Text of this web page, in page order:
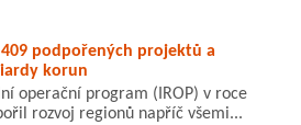
409 podpořených projektů a
korun
operační program (IROP) v roce
rozvoj regionů napříč všemi...